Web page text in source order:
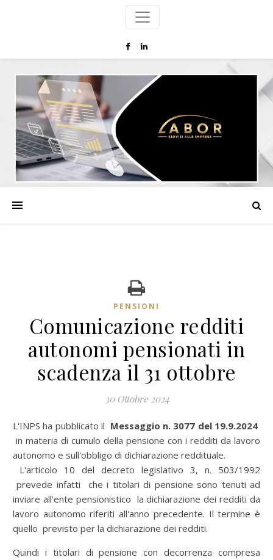
PENSIONI
Comunicazione redditi
autonomi pensionati in
scadenza il 31 ottobre
30 Ottobre 2024
L'INPS ha pubblicato il Messaggio n. 3077 del 19.9.2024
in materia di cumulo della pensione con i redditi da lavoro
autonomo e sull'obbligo di dichiarazione reddituale.
L'articolo 10 del decreto legislativo 3, n. 503/1992
prevede infatti che i titolari di pensione sono tenuti ad
inviare all'ente pensionistico la dichiarazione dei redditi da
lavoro autonomo riferiti all'anno precedente. Il termine è
quello previsto per la dichiarazione dei redditi.
Quindi i titolari di pensione con decorrenza compresa